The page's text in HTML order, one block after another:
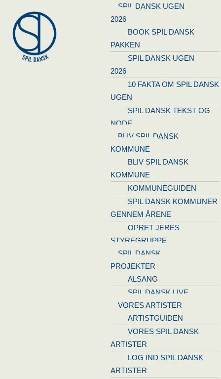
SPIL DANSK UGEN
2026
BOOK SPIL DANSK
PAKKEN
SPIL DANSK UGEN
2026
10 FAKTA OM SPIL DANSK
UGEN
SPIL DANSK TEKST OG
NODE
BLIV SPIL DANSK
KOMMUNE
BLIV SPIL DANSK
KOMMUNE
KOMMUNEGUIDEN
SPIL DANSK KOMMUNER
GENNEM ÅRENE
OPRET JERES
STYREGRUPPE
SPIL DANSK
PROJEKTER
ALSANG
SPIL DANSK LIVE
VORES ARTISTER
ARTISTGUIDEN
VORES SPIL DANSK
ARTISTER
LOG IND SPIL DANSK
ARTISTER